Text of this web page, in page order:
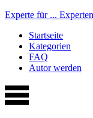
Experte für ...
Startseite
Kategorien
FAQ
Autor werden